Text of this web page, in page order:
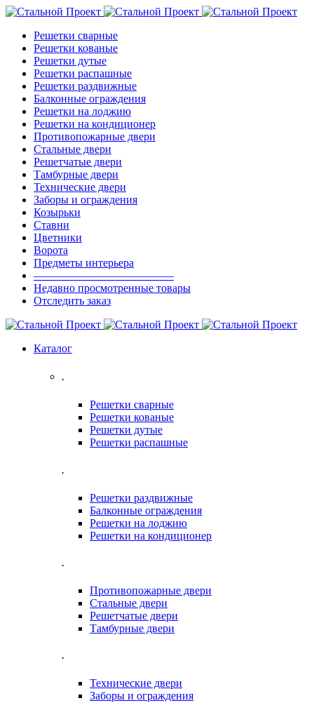
Решетки сварные
Решетки кованые
Решетки дутые
Решетки распашные
Решетки раздвижные
Балконные ограждения
Решетки на лоджию
Решетки на кондиционер
Противопожарные двери
Стальные двери
Решетчатые двери
Тамбурные двери
Технические двери
Заборы и ограждения
Козырьки
Ставни
Цветники
Ворота
Предметы интерьера
————————————–
Недавно просмотренные товары
Отследить заказ
Каталог
.
Решетки сварные
Решетки кованые
Решетки дутые
Решетки распашные
.
Решетки раздвижные
Балконные ограждения
Решетки на лоджию
Решетки на кондиционер
.
Противопожарные двери
Стальные двери
Решетчатые двери
Тамбурные двери
.
Технические двери
Заборы и ограждения